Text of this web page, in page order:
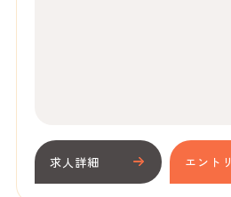
求人詳細 エント